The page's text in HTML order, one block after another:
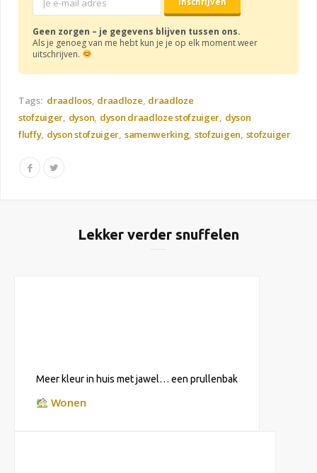
Geen zorgen – je gegevens blijven tussen ons.
Als je genoeg van me hebt kun je je op elk moment weer
uitschrijven.
Tags: draadloos draadloze draadloze
stofzuiger dyson dyson draadloze stofzuiger dyson
fluffy dyson stofzuiger samenwerking stofzuigen stofzuiger
Lekker verder snuffelen
Meer kleur in huis met jawel… een prullenbak
Wonen